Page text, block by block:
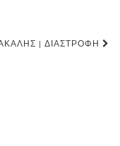
| ΔΙΑΣΤΡΟΦΉ